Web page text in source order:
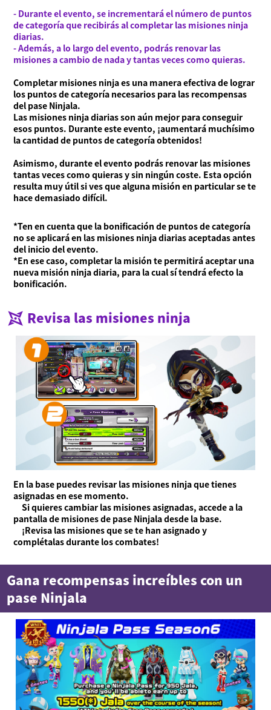
Manual en línea
- Durante el evento, se incrementará el número de puntos
de categoría que recibirás al completar las misiones ninja
diarias.
- Además, a lo largo del evento, podrás renovar las
misiones a cambio de nada y tantas veces como quieras.
Completar misiones ninja es una manera efectiva de lograr
los puntos de categoría necesarios para las recompensas
del pase Ninjala.
Las misiones ninja diarias son aún mejor para conseguir
esos puntos. Durante este evento, ¡aumentará muchísimo
la cantidad de puntos de categoría obtenidos!
Asimismo, durante el evento podrás renovar las misiones
tantas veces como quieras y sin ningún coste. Esta opción
resulta muy útil si ves que alguna misión en particular se te
hace demasiado difícil.
*Ten en cuenta que la bonificación de puntos de categoría
no se aplicará en las misiones ninja diarias aceptadas antes
del inicio del evento.
*En ese caso, completar la misión te permitirá aceptar una
nueva misión ninja diaria, para la cual sí tendrá efecto la
bonificación.
Revisa las misiones ninja
En la base puedes revisar las misiones ninja que tienes
asignadas en ese momento.
Si quieres cambiar las misiones asignadas, accede a la
pantalla de misiones de pase Ninjala desde la base.
¡Revisa las misiones que se te han asignado y
complétalas durante los combates!
Gana recompensas increíbles con un
pase Ninjala